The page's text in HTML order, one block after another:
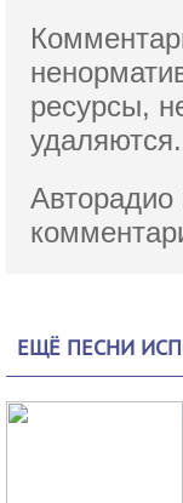
ресурсы,
удаляются.
Авторадио
ЕЩЁ ПЕСНИ